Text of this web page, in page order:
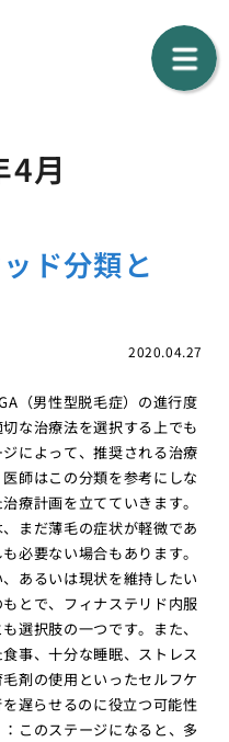
月
ド分類と
2020.04.27
（男性型脱毛症）の進行度
な治療法を選択する上でも
によって、推奨される治療
師はこの分類を参考にしな
療計画を立てていきます。
まだ薄毛の症状が軽微であ
必要ない場合もあります。
あるいは現状を維持したい
とで、フィナステリド内服
選択肢の一つです。また、
事、十分な睡眠、ストレス
剤の使用といったセルフケ
遅らせるのに役立つ可能性
このステージになると、多